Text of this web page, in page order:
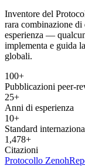
Inventore del
rara combinazione
esperienza —
implementa e guida
globali.
100+
Pubblicazioni peer-
25+
Anni di esperienza
10+
Standard
1,478+
Citazioni
Protocollo Zenoh